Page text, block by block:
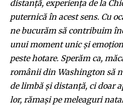
distanță, experiența de la
puternică în acest sens. Cu
ne bucurăm să contribuim
unui moment unic și
peste hotare. Sperăm ca,
românii din Washington să
de limbă și distanță, ci doar
lor, rămași pe meleaguri